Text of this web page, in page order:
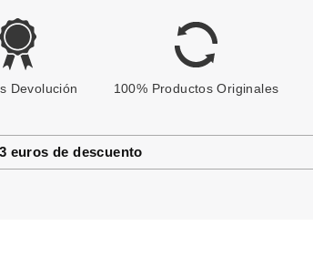
Devolución 100% Productos Originales
3 euros de descuento